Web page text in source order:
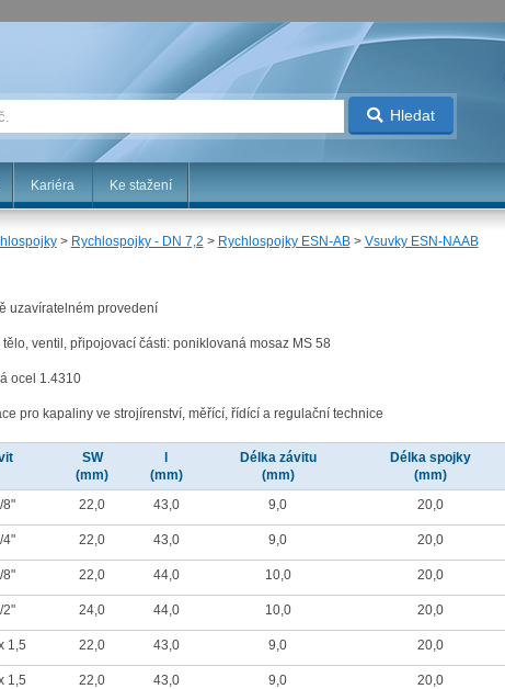
Hledat
Kariéra Ke stažení
> Rychlospojky - DN 7,2 > Rychlospojky ESN-AB> Vsuvky ESN-NAAB
uzavíratelném provedení
ventil, připojovací části: poniklovaná mosaz MS 58
ocel 1.4310
pro kapaliny ve strojírenství, měřící, řídící a regulační technice
SW
(mm)
(mm)
Délka závitu
(mm)
Délka spojky
(mm)
8" 22,0 43,0 9,0 20,0
4" 22,0 43,0 9,0 20,0
8" 22,0 44,0 10,0 20,0
2" 24,0 44,0 10,0 20,0
1,5 22,0 43,0 9,0 20,0
1,5 22,0 43,0 9,0 20,0